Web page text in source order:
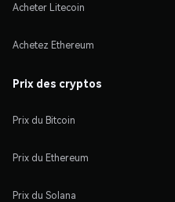
Acheter Litecoin
Achetez Ethereum
Prix des cryptos
Prix du Bitcoin
Prix du Ethereum
Prix du Solana